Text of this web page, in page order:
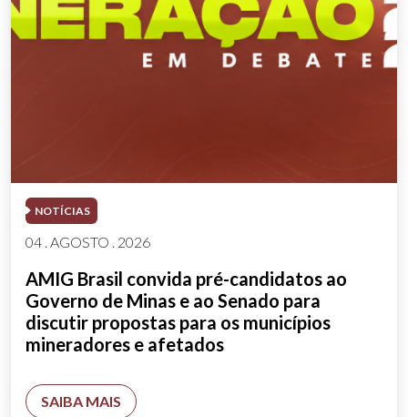
NOTÍCIAS
04 . AGOSTO . 2026
AMIG Brasil convida pré-candidatos ao
Governo de Minas e ao Senado para
discutir propostas para os municípios
mineradores e afetados
SAIBA MAIS